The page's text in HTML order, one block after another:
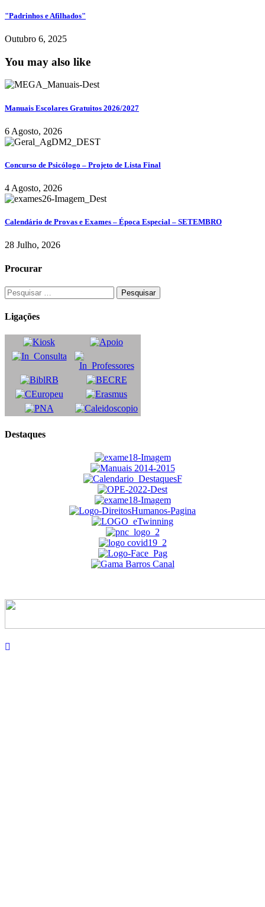
"Padrinhos e Afilhados"
Outubro 6, 2025
You may also like
Manuais Escolares Gratuitos 2026/2027
6 Agosto, 2026
Concurso de Psicólogo – Projeto de Lista Final
4 Agosto, 2026
Calendário de Provas e Exames – Época Especial – SETEMBRO
28 Julho, 2026
Procurar
Ligações
Destaques